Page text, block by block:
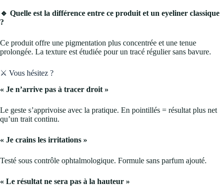
🔹 Quelle est la différence entre ce produit et un eyeliner classique
?
Ce produit offre une pigmentation plus concentrée et une tenue
prolongée. La texture est étudiée pour un tracé régulier sans bavure.
⚔️ Vous hésitez ?
« Je n’arrive pas à tracer droit »
Le geste s’apprivoise avec la pratique. En pointillés = résultat plus net
qu’un trait continu.
« Je crains les irritations »
Testé sous contrôle ophtalmologique. Formule sans parfum ajouté.
« Le résultat ne sera pas à la hauteur »